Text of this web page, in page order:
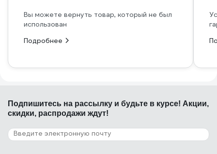
Вы можете вернуть товар, который не был
использован
Подробнее
Подпишитесь на рассылку и будьте в курсе! Акции,
скидки, распродажи ждут!